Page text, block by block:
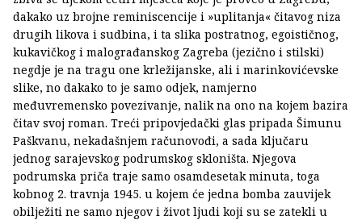
dakako uz brojne reminiscencije i »uplitanja« čitavog niza
drugih likova i sudbina, i ta slika postratnog, egoističnog,
kukavičkog i malograđanskog Zagreba (jezično i stilski)
negdje je na tragu one krležijanske, ali i marinkovićevske
slike, no dakako to je samo odjek, namjerno
međuvremensko povezivanje, nalik na ono na kojem bazira
čitav svoj roman. Treći pripovjedački glas pripada Šimunu
Paškvanu, nekadašnjem računovođi, a sada ključaru
jednog sarajevskog podrumskog skloništa. Njegova
podrumska priča traje samo osamdesetak minuta, toga
kobnog 2. travnja 1945. u kojem će jedna bomba zauvijek
obilježiti ne samo njegov i život ljudi koji su se zatekli u